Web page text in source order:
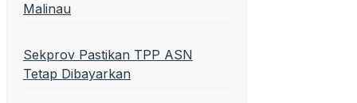
Malinau
Sekprov Pastikan TPP ASN
Tetap Dibayarkan